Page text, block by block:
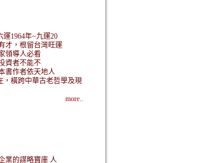
運1964年~九運20
才，根留台灣旺運
領導人必看
資者不能不
書作者依天地人
，橫跨中華古老哲學及現
more..
業的謀略寶庫 人